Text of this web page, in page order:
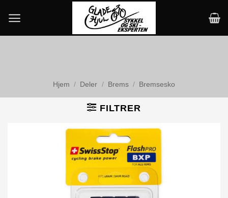
content
Hjem / Deler / Brems / Bremsesko
FILTRER